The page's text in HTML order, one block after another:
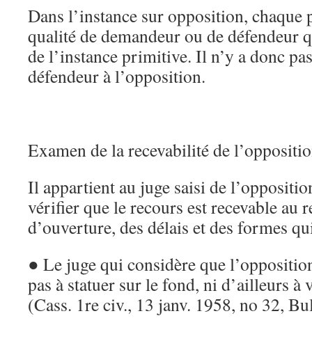
Dans l’instance sur opposition, chaque
qualité de demandeur ou de défendeur
de l’instance primitive. Il n’y a donc
défendeur à l’opposition.
Examen de la recevabilité de
Il appartient au juge saisi de
vérifier que le recours est recevable au
d’ouverture, des délais et des formes
● Le juge qui considère que
pas à statuer sur le fond, ni d’ailleurs à
(Cass. 1re civ., 13 janv. 1958, no 32,